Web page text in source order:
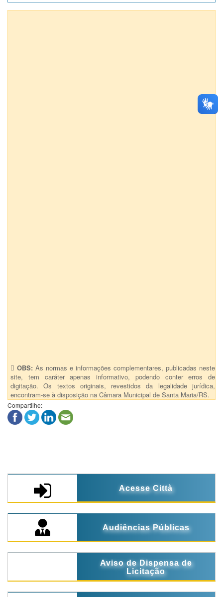
OBS: As normas e informações complementares, publicadas neste
site, tem caráter apenas informativo, podendo conter erros de
digitação. Os textos originais, revestidos da legalidade jurídica,
encontram-se à disposição na Câmara Municipal de Santa Maria/RS.
Compartilhe:
Acesse Città
Audiências Públicas
Aviso de Dispensa de
Licitação